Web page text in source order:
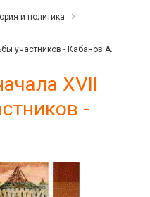
и политика
участников - Кабанов А.
XVII
-